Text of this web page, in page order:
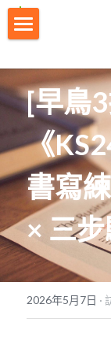
財神宗旨
創業痛點
團隊資源
註冊會員
免費下載
最新消息
[早鳥
《
書寫
× 三
2026年5月7日 ·
所有商品分